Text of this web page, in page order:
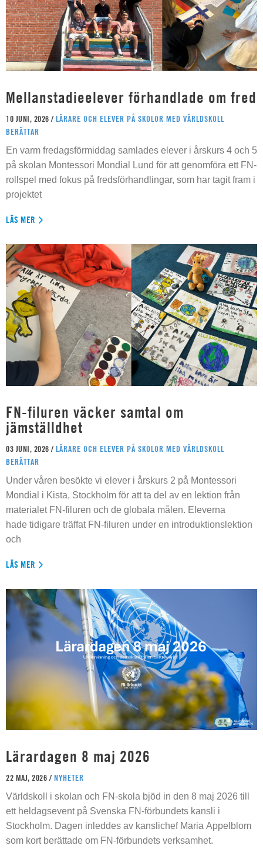
Mellanstadieelever förhandlade om fred
10 JUNI, 2026 / LÄRARE OCH ELEVER PÅ SKOLOR MED VÄRLDSKOLL
BERÄTTAR
En varm fredagsförmiddag samlades elever i årskurs 4 och 5
på skolan Montessori Mondial Lund för att genomföra ett FN-
rollspel med fokus på fredsförhandlingar, som har tagit fram i
projektet
LÄS MER
FN-filuren väcker samtal om
jämställdhet
03 JUNI, 2026 / LÄRARE OCH ELEVER PÅ SKOLOR MED VÄRLDSKOLL
BERÄTTAR
Under våren besökte vi elever i årskurs 2 på Montessori
Mondial i Kista, Stockholm för att ta del av en lektion från
materialet FN-filuren och de globala målen. Eleverna
hade tidigare träffat FN-filuren under en introduktionslektion
och
LÄS MER
Lärardagen 8 maj 2026
22 MAJ, 2026 / NYHETER
Världskoll i skolan och FN-skola bjöd in den 8 maj 2026 till
ett heldagsevent på Svenska FN-förbundets kansli i
Stockholm. Dagen inleddes av kanslichef Maria Appelblom
som kort berättade om FN-förbundets verksamhet.